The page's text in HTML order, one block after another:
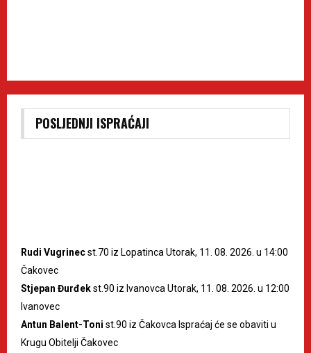
POSLJEDNJI ISPRAĆAJI
Rudi Vugrinecst.70 iz Lopatinca Utorak, 11. 08. 2026. u 14:00
Čakovec
Stjepan Đurđekst.90 iz Ivanovca Utorak, 11. 08. 2026. u 12:00
Ivanovec
Antun Balent-Toni st.90 iz Čakovca Ispraćaj će se obaviti u
Krugu Obitelji Čakovec